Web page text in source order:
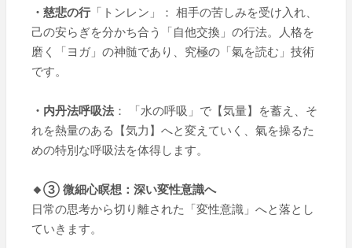
・慈悲の行「トンレン」： 相手の苦しみを受け入れ、
己の安らぎを分かち合う「自他交換」の行法。人格を
磨く「ヨガ」の神髄であり、究極の「氣を読む」技術
です。
・内丹法呼吸法 ： 「水の呼吸」で【気量】を蓄え、そ
れを熱量のある【気力】へと変えていく、氣を操るた
めの特別な呼吸法を体得します。
🔸③ 微細心瞑想：深い変性意識へ
日常の思考から切り離された「変性意識」へと落とし
ていきます。